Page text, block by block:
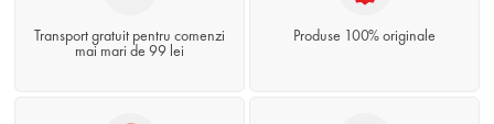
Transport gratuit pentru comenzi
mai mari de 99 lei
Produse 100% originale